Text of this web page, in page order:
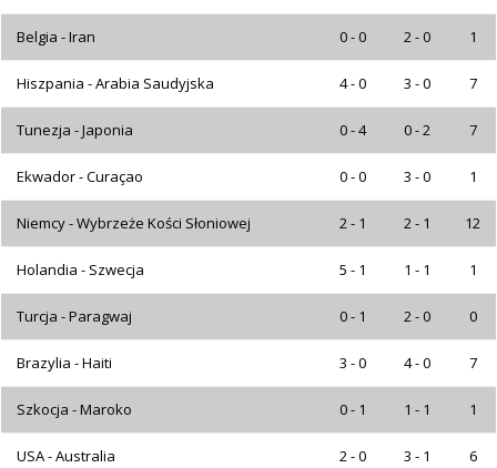
Belgia - Iran 0 - 0 2 - 0 1
Hiszpania - Arabia Saudyjska 4 - 0 3 - 0 7
Tunezja - Japonia 0 - 4 0 - 2 7
Ekwador - Curaçao 0 - 0 3 - 0 1
Niemcy - Wybrzeże Kości Słoniowej 2 - 1 2 - 1 12
Holandia - Szwecja 5 - 1 1 - 1 1
Turcja - Paragwaj 0 - 1 2 - 0 0
Brazylia - Haiti 3 - 0 4 - 0 7
Szkocja - Maroko 0 - 1 1 - 1 1
USA - Australia 2 - 0 3 - 1 6